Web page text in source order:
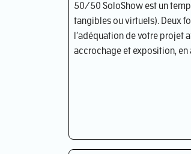
50/50 SoloShow est un
tangibles ou virtuels). Deux
l’adéquation de votre projet
accrochage et exposition, en